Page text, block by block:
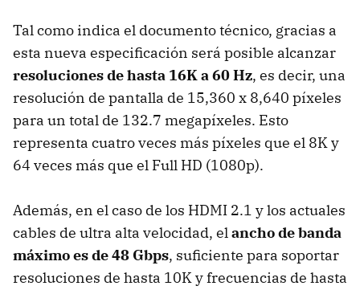
Tal como indica el documento técnico, gracias a
esta nueva especificación será posible alcanzar
resoluciones de hasta 16K a 60 Hz, es decir, una
resolución de pantalla de 15,360 x 8,640 píxeles
para un total de 132.7 megapíxeles. Esto
representa cuatro veces más píxeles que el 8K y
64 veces más que el Full HD (1080p).
Además, en el caso de los HDMI 2.1 y los actuales
cables de ultra alta velocidad, elancho de banda
máximo es de 48 Gbps, suficiente para soportar
resoluciones de hasta 10K y frecuencias de hasta